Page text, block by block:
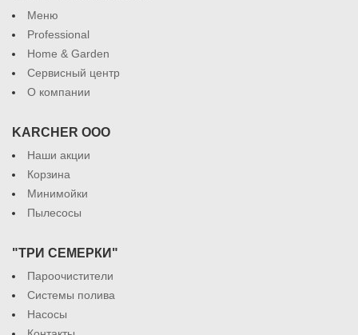
Меню
Professional
Home & Garden
Сервисный центр
О компании
KARCHER ООО
Наши акции
Корзина
Минимойки
Пылесосы
"ТРИ СЕМЕРКИ"
Пароочистители
Системы полива
Насосы